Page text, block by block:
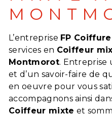
L’entreprise FP Coiffure
services en Coiffeur
Montmorot. Entreprise
et d’un savoir-faire de
en oeuvre pour vous
accompagnons ainsi
Coiffeur mixte et